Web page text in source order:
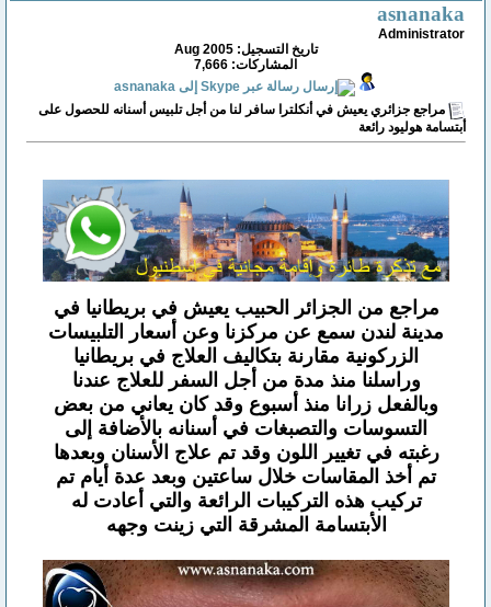
asnanaka
Administrator
تاريخ التسجيل: Aug 2005
المشاركات: 7,666
مراجع جزائري يعيش في أنكلترا سافر لنا من أجل تلبيس أسنانه للحصول على
أبتسامة هوليود رائعة
مراجع من الجزائر الحبيب يعيش في بريطانيا في
مدينة لندن سمع عن مركزنا وعن أسعار التلبيسات
الزركونية مقارنة بتكاليف العلاج في بريطانيا
وراسلنا منذ مدة من أجل السفر للعلاج عندنا
وبالفعل زرانا منذ أسبوع وقد كان يعاني من بعض
التسوسات والتصبغات في أسنانه بالأضافة إلى
رغبته في تغيير اللون وقد تم علاج الأسنان وبعدها
تم أخذ المقاسات خلال ساعتين وبعد عدة أيام تم
تركيب هذه التركيبات الرائعة والتي أعادت له
الأبتسامة المشرقة التي زينت وجهه